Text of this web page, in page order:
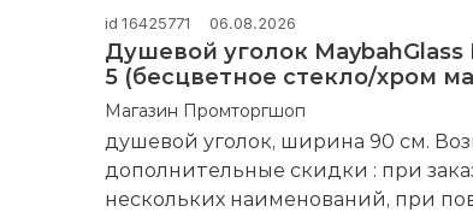
id 16425771 06.08.2026
Душевой уголок MaybahGlass
5 (бесцветное стекло/хром
Магазин Промторгшоп
душевой уголок, ширина 90 см.
дополнительные скидки : при
нескольких наименований, при